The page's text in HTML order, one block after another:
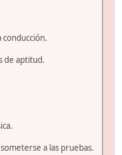
conducción.
de aptitud.
a las pruebas.